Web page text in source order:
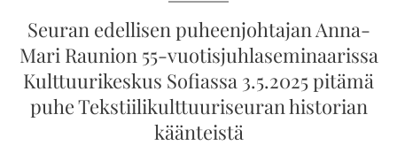
Seuran edellisen puheenjohtajan Anna-
Mari Raunion 55-vuotisjuhlaseminaarissa
Kulttuurikeskus Sofiassa 3.5.2025 pitämä
puhe Tekstiilikulttuuriseuran historian
käänteistä